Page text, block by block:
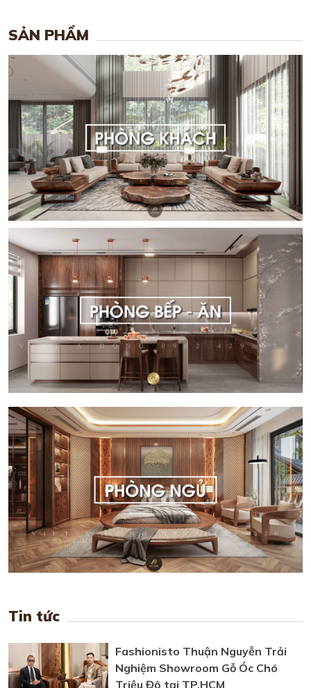
SẢN PHẨM
Tin tức
Fashionisto Thuận Nguyễn Trải
Nghiệm Showroom Gỗ Óc Chó
Triệu Đô tại TP.HCM